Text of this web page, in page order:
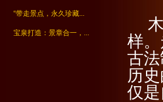
“带走景点，永久珍藏...
宝泉打造：景章合一，...
木
样
古
历
仅